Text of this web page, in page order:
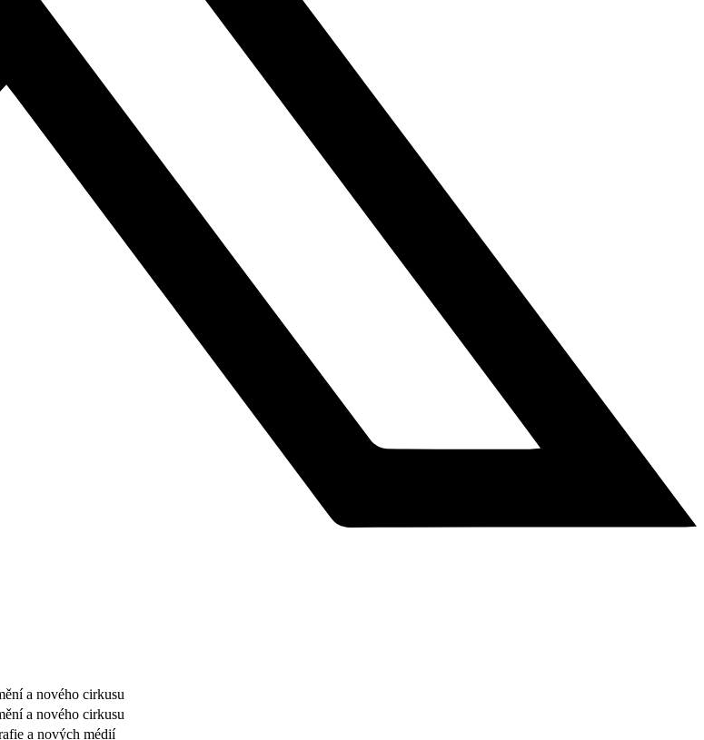
a nového cirkusu
a nového cirkusu
a nových médií